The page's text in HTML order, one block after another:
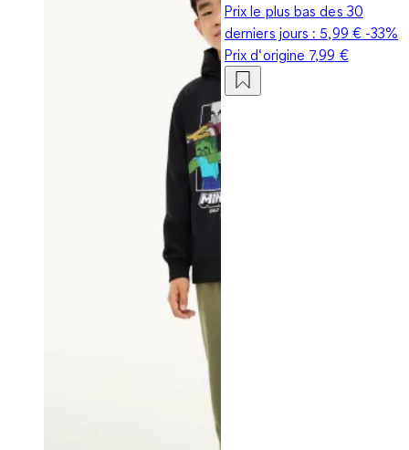
Prix le plus bas des 30
derniers jours : 5,99 €-33%
Prix d‘origine 7,99 €